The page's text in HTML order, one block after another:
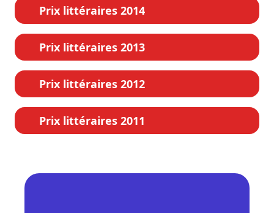
Prix littéraires 2014
Prix littéraires 2013
Prix littéraires 2012
Prix littéraires 2011